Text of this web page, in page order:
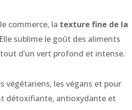
commerce, la texture fine de la
sublime le goût des aliments
d’un vert profond et intense.
végétariens, les végans et pour
détoxifiante, antioxydante et